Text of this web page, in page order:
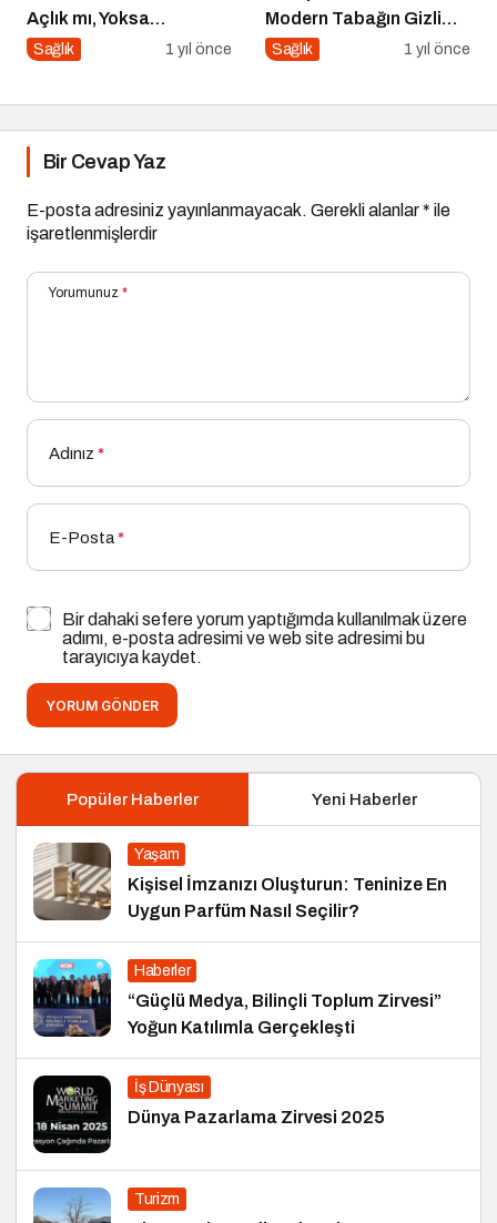
Açlık mı, Yoksa
Duygusal İhtiyaçlar mı?
Sağlık 1 yıl önce
Modern Tabağın Gizli
Psikobiyolojisi
Sağlık 1 yıl önce
Bir Cevap Yaz
E-posta adresiniz yayınlanmayacak. Gerekli alanlar* ile
işaretlenmişlerdir
Yorumunuz *
Adınız *
E-Posta*
Bir dahaki sefere yorum yaptığımda kullanılmak üzere
adımı, e-posta adresimi ve web site adresimi bu
tarayıcıya kaydet.
YORUM GÖNDER
Popüler Haberler Yeni Haberler
Yaşam
Kişisel İmzanızı Oluşturun: Teninize En
Uygun Parfüm Nasıl Seçilir?
Haberler
“Güçlü Medya, Bilinçli Toplum Zirvesi”
Yoğun Katılımla Gerçekleşti
İş Dünyası
Dünya Pazarlama Zirvesi 2025
Turizm